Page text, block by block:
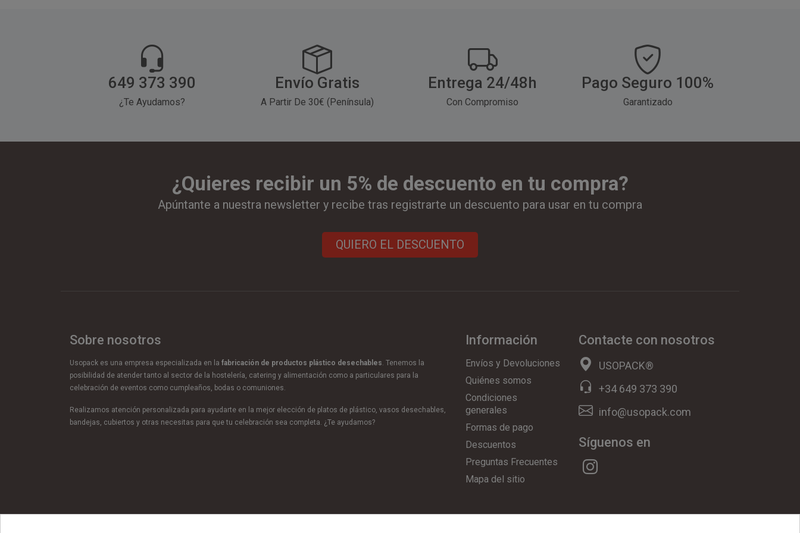
649 373 390
¿Te Ayudamos?
Envío Gratis
A Partir De 30€ (Península)
Entrega 24/48h
Con Compromiso
Pago Seguro 100%
Garantizado
¿Quieres recibir un 5% de descuento en tu compra?
Apúntante a nuestra newsletter y recibe tras registrarte un descuento para usar en tu compra
QUIERO EL DESCUENTO
Sobre nosotros
Usopack es una empresa especializada en la fabricación de productos plástico desechables. Tenemos la
posibilidad de atender tanto al sector de la hostelería, catering y alimentación como a particulares para la
celebración de eventos como cumpleaños, bodas o comuniones.
Realizamos atención personalizada para ayudarte en la mejor elección de platos de plástico, vasos desechables,
bandejas, cubiertos y otras necesitas para que tu celebración sea completa. ¿Te ayudamos?
Información
Envíos y Devoluciones
Quiénes somos
Condiciones
generales
Formas de pago
Descuentos
Preguntas Frecuentes
Mapa del sitio
Contacte con nosotros
USOPACK®
+34 649 373 390
info@usopack.com
Síguenos en